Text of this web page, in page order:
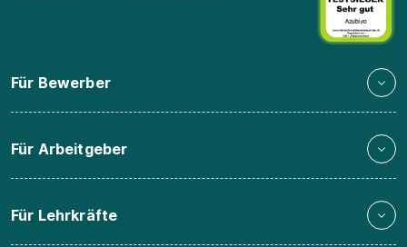
Für Bewerber
Für Arbeitgeber
Für Lehrkräfte